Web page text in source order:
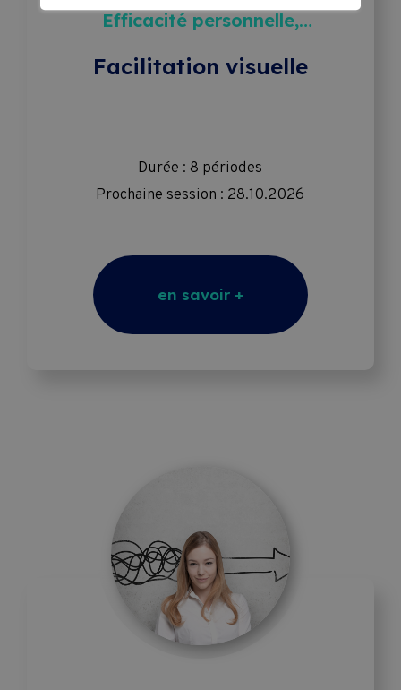
Efficacité personnelle,
Facilitation visuelle
Durée : 8 périodes
Prochaine session : 28.10.2026
en savoir +